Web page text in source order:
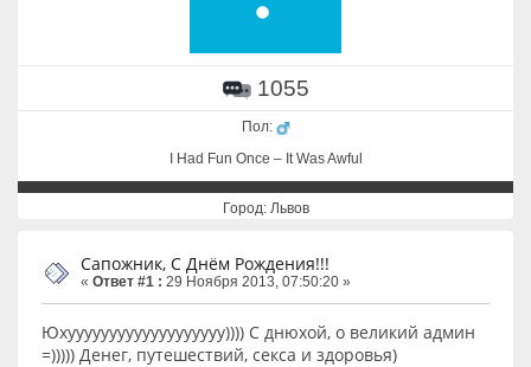
1055
Пол:
I Had Fun Once – It Was Awful
Город: Львов
Сапожник, С Днём Рождения!!!
« Ответ #1 : 29 Ноября 2013, 07:50:20 »
Юхууууууууууууууууууу)))) С днюхой, о великий админ
=))))) Денег, путешествий, секса и здоровья)